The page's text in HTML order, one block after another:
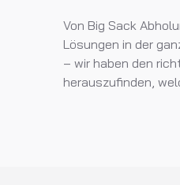
Von Big Sack
Lösungen in der
– wir haben den
herauszufinden,